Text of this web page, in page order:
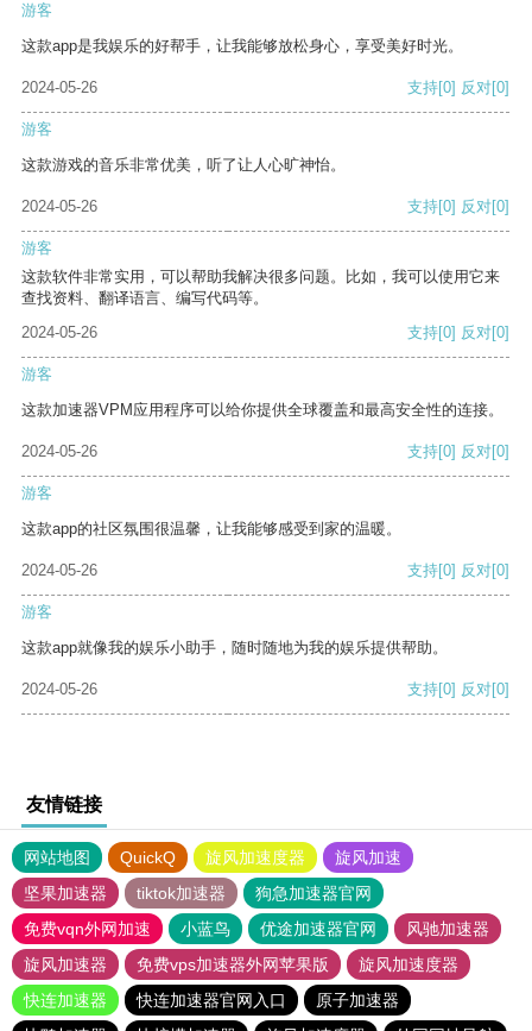
游客
这款app是我娱乐的好帮手，让我能够放松身心，享受美好时光。
2024-05-26 支持[0] 反对[0]
游客
这款游戏的音乐非常优美，听了让人心旷神怡。
2024-05-26 支持[0] 反对[0]
游客
这款软件非常实用，可以帮助我解决很多问题。比如，我可以使用它来
查找资料、翻译语言、编写代码等。
2024-05-26
支持[0] 反对[0]
游客
这款加速器VPM应用程序可以给你提供全球覆盖和最高安全性的连接。
2024-05-26 支持[0] 反对[0]
游客
这款app的社区氛围很温馨，让我能够感受到家的温暖。
2024-05-26 支持[0] 反对[0]
游客
这款app就像我的娱乐小助手，随时随地为我的娱乐提供帮助。
2024-05-26 支持[0] 反对[0]
友情链接
网站地图 QuickQ 旋风加速度器
旋风加速
坚果加速器
tiktok加速器
狗急加速器官网
免费vqn外网加速
小蓝鸟 优途加速器官网
风驰加速器
旋风加速器
免费vps加速器外网苹果版
旋风加速度器
快连加速器
快连加速器官网入口
原子加速器